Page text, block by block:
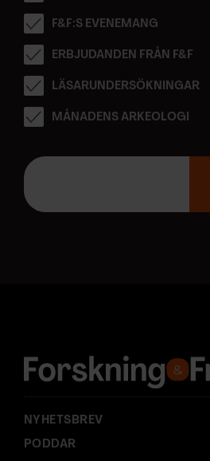
F&F:S EVENEMANG
ERBJUDANDEN FRÅN F&F
LÄSARUNDERSÖKNINGAR
MÅNADENS ARKEOLOGI
E
p
s
:
NYHETSBREV
PODDAR